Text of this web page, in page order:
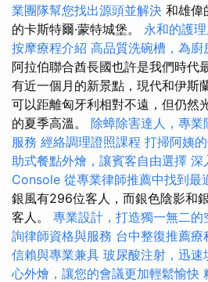
業團隊幫您找出源頭並解決 和雄偉
的卡斯特爾·蒙特城堡。 永和的護
按摩療程介紹 高品質洗碗槽，為廚
阿拉伯聯合酋長國也許是我們時代
有近一個月的新景點，現代和伊斯
可以距離匈牙利相對不遠，但仍然
的夏季高溫。 除蟑除害達人，專
服務 經絡調理證照課程 打掃阿姨
助式餐點外燴，讓賓客自由選擇 深
Console 從專業律師推薦中找到最
銀風有296位客人，而銀色陰影和
客人。 專業設計，打造獨一無二的
詢律師資格與服務 台中整復推薦療
信賴與專業兼具 玻尿酸注射，迅速
心外燴，讓您的會議更加輕鬆愉快